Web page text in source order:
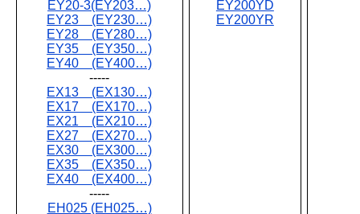
EY20-3(EY203…)
EY23 (EY230…)
EY28 (EY280…)
EY35 (EY350…)
EY40 (EY400…)
-----
EX13 (EX130…)
EX17 (EX170…)
EX21 (EX210…)
EX27 (EX270…)
EX30 (EX300…)
EX35 (EX350…)
EX40 (EX400…)
-----
EH025 (EH025…)
EY200YD
EY200YR